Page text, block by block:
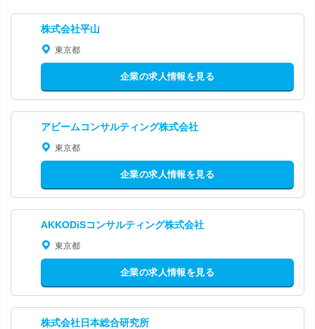
株式会社平山
東京都
企業の求人情報を見る
アビームコンサルティング株式会社
東京都
企業の求人情報を見る
AKKODiSコンサルティング株式会社
東京都
企業の求人情報を見る
株式会社日本総合研究所